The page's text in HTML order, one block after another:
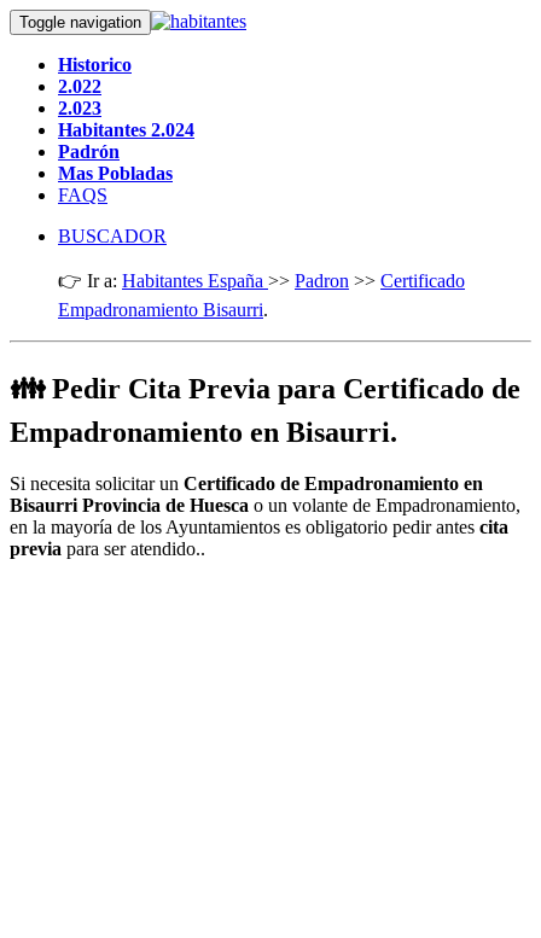
Toggle navigation
Historico
2.022
2.023
Habitantes 2.024
Padrón
Mas Pobladas
FAQS
BUSCADOR
👉 Ir a: Habitantes España >> Padron >> Certificado
Empadronamiento Bisaurri.
👪 Pedir Cita Previa para Certificado de
Empadronamiento en Bisaurri.
Si necesita solicitar un Certificado de Empadronamiento en
Bisaurri Provincia de Huesca o un volante de Empadronamiento,
en la mayoría de los Ayuntamientos es obligatorio pedir antes cita
previa para ser atendido..